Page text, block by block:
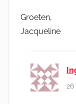
Groeten,
Jacqueline